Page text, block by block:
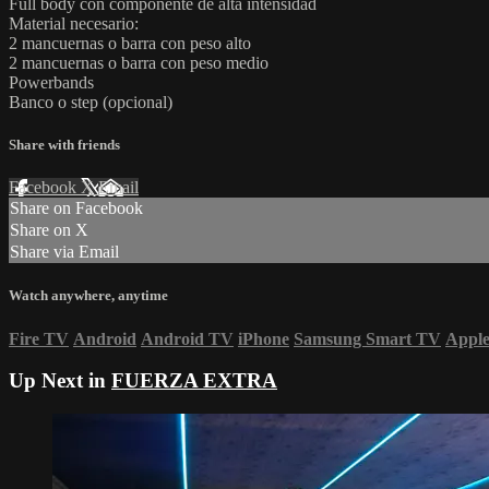
Full body con componente de alta intensidad
Material necesario:
2 mancuernas o barra con peso alto
2 mancuernas o barra con peso medio
Powerbands
Banco o step (opcional)
Share with friends
Facebook XEmail
Share on Facebook
Share on X
Share via Email
Watch anywhere, anytime
Fire TV Android Android TV iPhone Samsung Smart TV
Up Next in FUERZA EXTRA